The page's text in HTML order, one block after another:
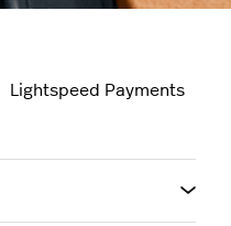
Lightspeed Payments